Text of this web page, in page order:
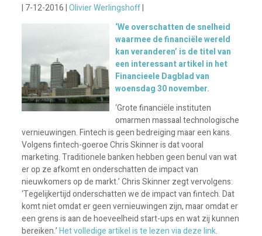
| 7-12-2016 |Olivier Werlingshoff|
‘We overschatten de snelheid
waarmee de financiële wereld
kan veranderen’ is de titel van
een interessant artikel in het
Financieele Dagblad van
woensdag 30 november.
‘Grote financiële instituten
omarmen massaal technologische
vernieuwingen. Fintech is geen bedreiging maar een kans.
Volgens fintech-goeroe Chris Skinner is dat vooral
marketing. Traditionele banken hebben geen benul van wat
er op ze afkomt en onderschatten de impact van
nieuwkomers op de markt.’ Chris Skinner zegt vervolgens:
‘Tegelijkertijd onderschatten we de impact van fintech. Dat
komt niet omdat er geen vernieuwingen zijn, maar omdat er
een grens is aan de hoeveelheid start-ups en wat zij kunnen
bereiken.’Het volledige artikel is te lezen via deze link.